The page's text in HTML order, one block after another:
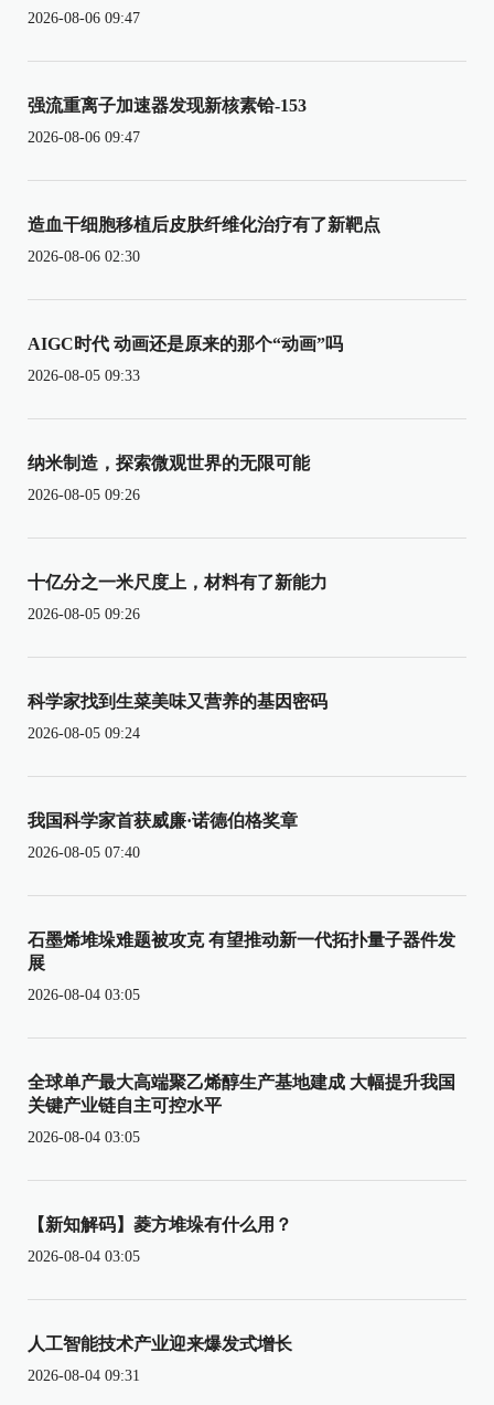
2026-08-06 09:47
强流重离子加速器发现新核素铪-153
2026-08-06 09:47
造血干细胞移植后皮肤纤维化治疗有了新靶点
2026-08-06 02:30
AIGC时代 动画还是原来的那个“动画”吗
2026-08-05 09:33
纳米制造，探索微观世界的无限可能
2026-08-05 09:26
十亿分之一米尺度上，材料有了新能力
2026-08-05 09:26
科学家找到生菜美味又营养的基因密码
2026-08-05 09:24
我国科学家首获威廉·诺德伯格奖章
2026-08-05 07:40
石墨烯堆垛难题被攻克 有望推动新一代拓扑量子器件发
展
2026-08-04 03:05
全球单产最大高端聚乙烯醇生产基地建成 大幅提升我国
关键产业链自主可控水平
2026-08-04 03:05
【新知解码】菱方堆垛有什么用？
2026-08-04 03:05
人工智能技术产业迎来爆发式增长
2026-08-04 09:31